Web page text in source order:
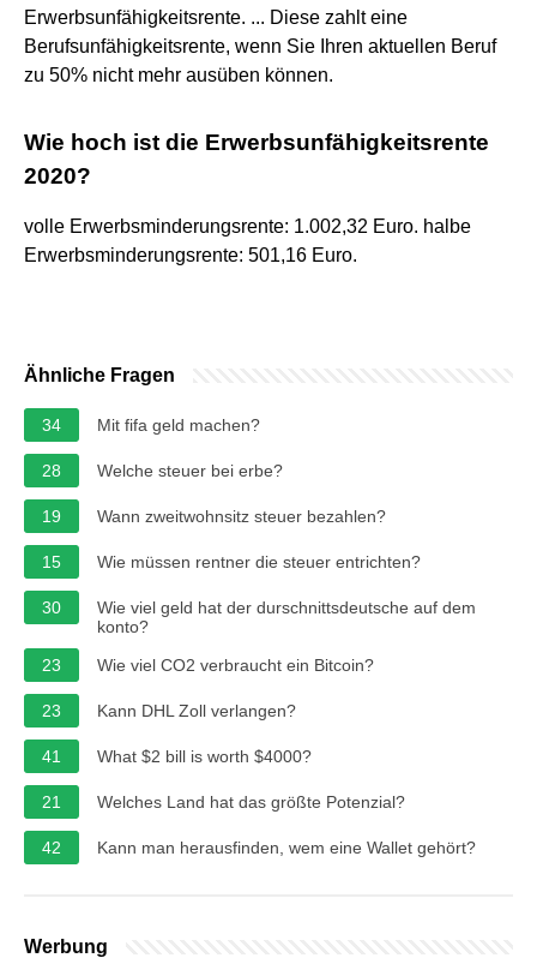
Erwerbsunfähigkeitsrente. ... Diese zahlt eine
Berufsunfähigkeitsrente, wenn Sie Ihren aktuellen Beruf
zu 50% nicht mehr ausüben können.
Wie hoch ist die Erwerbsunfähigkeitsrente
2020?
volle Erwerbsminderungsrente: 1.002,32 Euro. halbe
Erwerbsminderungsrente: 501,16 Euro.
Ähnliche Fragen
34 Mit fifa geld machen?
28 Welche steuer bei erbe?
19 Wann zweitwohnsitz steuer bezahlen?
15 Wie müssen rentner die steuer entrichten?
30
Wie viel geld hat der durschnittsdeutsche auf dem
konto?
23
Wie viel CO2 verbraucht ein Bitcoin?
23 Kann DHL Zoll verlangen?
41 What $2 bill is worth $4000?
21 Welches Land hat das größte Potenzial?
42 Kann man herausfinden, wem eine Wallet gehört?
Werbung